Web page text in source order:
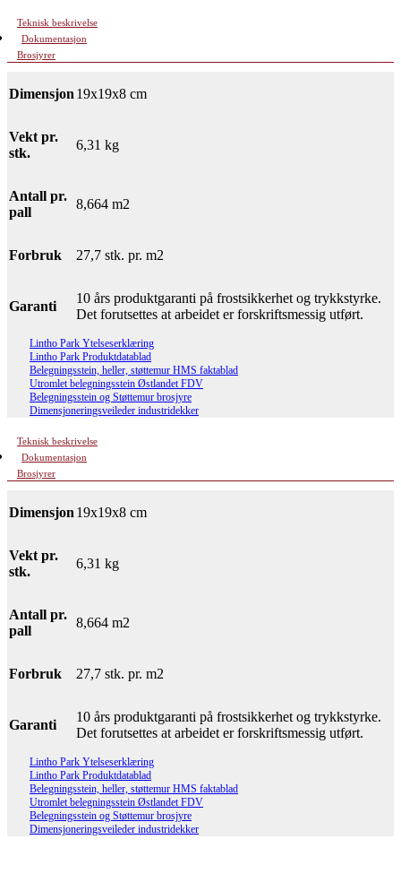
Teknisk beskrivelse
Dokumentasjon
Brosjyrer
Dimensjon 19x19x8 cm
Vekt pr.
stk.
6,31 kg
Antall pr.
pall
8,664 m2
Forbruk 27,7 stk. pr. m2
Garanti
10 års produktgaranti på frostsikkerhet og trykkstyrke.
Det forutsettes at arbeidet er forskriftsmessig utført.
Lintho Park Ytelseserklæring
Lintho Park Produktdatablad
Belegningsstein, heller, støttemur HMS faktablad
Utromlet belegningsstein Østlandet FDV
Belegningsstein og Støttemur brosjyre
Dimensjoneringsveileder industridekker
Teknisk beskrivelse
Dokumentasjon
Brosjyrer
Dimensjon 19x19x8 cm
Vekt pr.
stk.
6,31 kg
Antall pr.
pall
8,664 m2
Forbruk 27,7 stk. pr. m2
Garanti
10 års produktgaranti på frostsikkerhet og trykkstyrke.
Det forutsettes at arbeidet er forskriftsmessig utført.
Lintho Park Ytelseserklæring
Lintho Park Produktdatablad
Belegningsstein, heller, støttemur HMS faktablad
Utromlet belegningsstein Østlandet FDV
Belegningsstein og Støttemur brosjyre
Dimensjoneringsveileder industridekker